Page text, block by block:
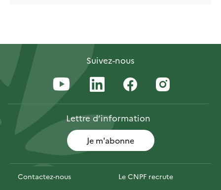
Suivez-nous
Lettred’information
Je m'abonne
Contactez-nous Le CNPF recrute